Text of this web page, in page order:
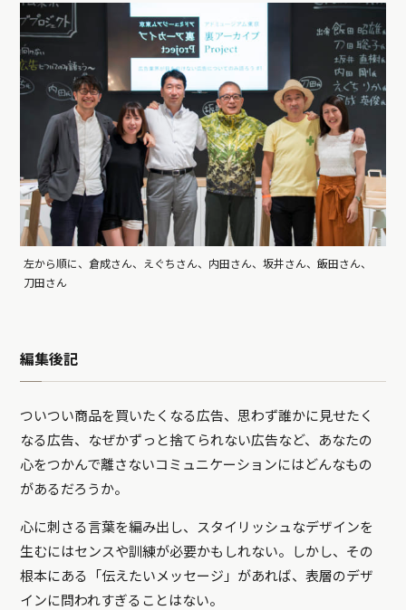
左から順に、倉成さん、えぐちさん、内田さん、坂井さん、飯田さん、
刀田さん
編集後記
ついつい商品を買いたくなる広告、思わず誰かに見せたく
なる広告、なぜかずっと捨てられない広告など、あなたの
心をつかんで離さないコミュニケーションにはどんなもの
があるだろうか。
心に刺さる言葉を編み出し、スタイリッシュなデザインを
生むにはセンスや訓練が必要かもしれない。しかし、その
根本にある「伝えたいメッセージ」があれば、表層のデザ
インに問われすぎることはない。